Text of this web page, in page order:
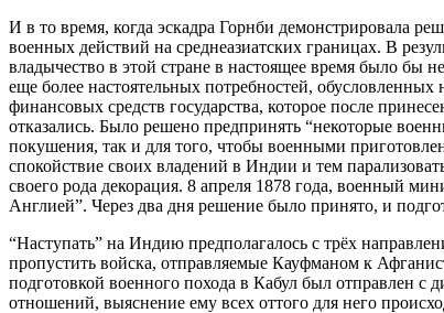
И в то время, когда эскадра Горнби демонстрировала
военных действий на среднеазиатских границах. В
владычество в этой стране в настоящее время было бы
еще более настоятельных потребностей,
финансовых средств государства, которое после
отказались. Было решено предпринять “некоторые
покушения, так и для того, чтобы военными
спокойствие своих владений в Индии и тем
своего рода декорация. 8 апреля 1878 года, военный
Англией”. Через два дня решение было принято, и
“Наступать” на Индию предполагалось с трёх
пропустить войска, отправляемые Кауфманом к
подготовкой военного похода в Кабул был отправлен
отношений, выяснение ему всех оттого для него